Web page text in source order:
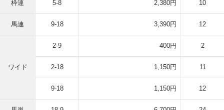
枠連 5-8 2,380円 10
馬連 9-18 3,390円 12
ワイド
2-9 400円 2
2-18 1,150円 11
9-18 1,150円 12